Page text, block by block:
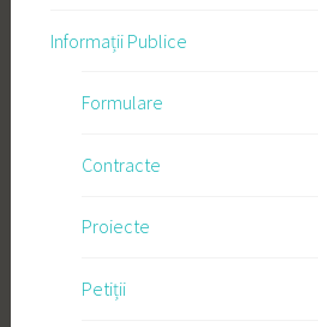
Informații Publice
Formulare
Contracte
Proiecte
Petiții